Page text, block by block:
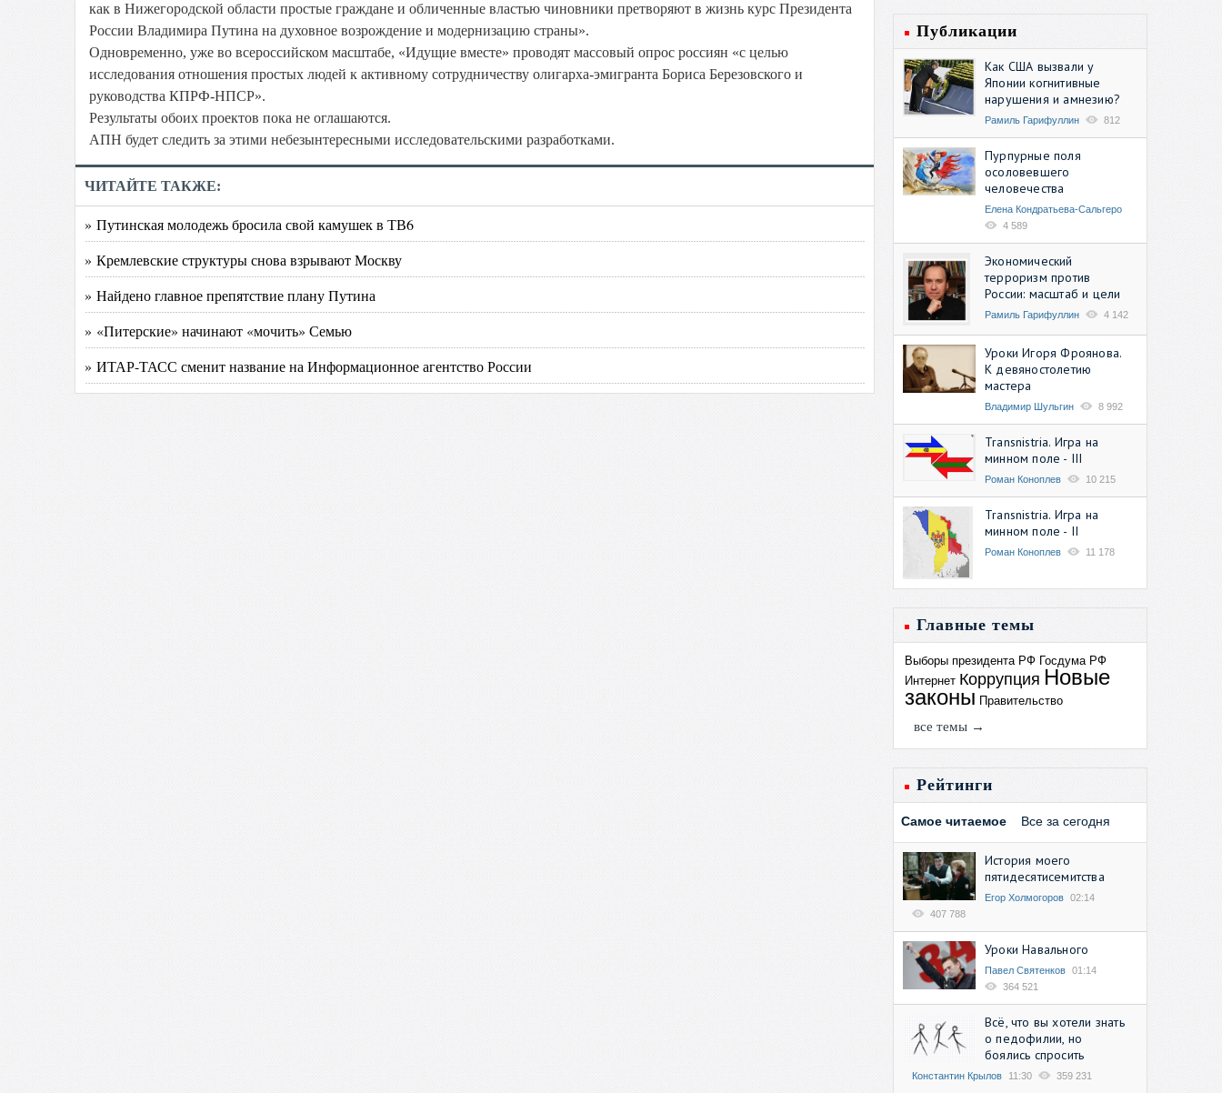
как в Нижегородской области простые граждане и обличенные властью чиновники претворяют в жизнь курс Президента
России Владимира Путина на духовное возрождение и модернизацию страны».
Одновременно, уже во всероссийском масштабе, «Идущие вместе» проводят массовый опрос россиян «с целью
исследования отношения простых людей к активному сотрудничеству олигарха-эмигранта Бориса Березовского и
руководства КПРФ-НПСР».
Результаты обоих проектов пока не оглашаются.
АПН будет следить за этими небезынтересными исследовательскими разработками.
ЧИТАЙТЕ ТАКЖЕ:
» Путинская молодежь бросила свой камушек в ТВ6
» Кремлевские структуры снова взрывают Москву
» Найдено главное препятствие плану Путина
» «Питерские» начинают «мочить» Семью
» ИТАР-ТАСС сменит название на Информационное агентство России
Публикации
Как США вызвали у
Японии когнитивные
нарушения и амнезию?
Рамиль Гарифуллин 812
Пурпурные поля
осоловевшего
человечества
Елена Кондратьева-Сальгеро
4 589
Экономический
терроризм против
России: масштаб и цели
Рамиль Гарифуллин 4 142
Уроки Игоря Фроянова.
К девяностолетию
мастера
Владимир Шульгин 8 992
Transnistria. Игра на
минном поле - III
Роман Коноплев 10 215
Transnistria. Игра на
минном поле - II
Роман Коноплев 11 178
Главные темы
Выборы президента РФ Госдума РФ
Интернет Коррупция Новые
законы Правительство
все темы →
Рейтинги
Самое читаемое Все за сегодня
История моего
пятидесятисемитства
Егор Холмогоров 02:14
407 788
Уроки Навального
Павел Святенков 01:14
364 521
Всё, что вы хотели знать
о педофилии, но
боялись спросить
Константин Крылов 11:30 359 231